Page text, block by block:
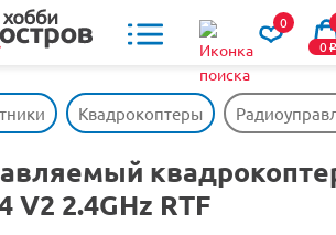
0
0o
Квадрокоптеры
V2 2.4GHz RTF